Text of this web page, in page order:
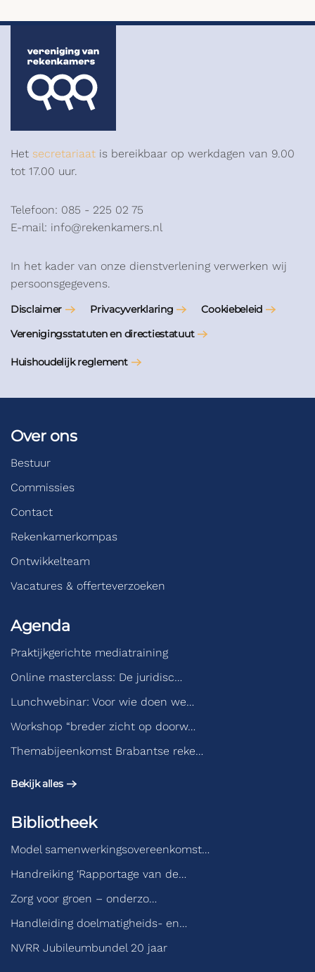
Het secretariaat is bereikbaar op werkdagen van 9.00
tot 17.00 uur.
Telefoon: 085 - 225 02 75
E-mail: info@rekenkamers.nl
In het kader van onze dienstverlening verwerken wij
persoonsgegevens.
Disclaimer Privacyverklaring
Cookiebeleid
Verenigingsstatuten en directiestatuut
Huishoudelijk reglement
Over ons
Bestuur
Commissies
Contact
Rekenkamerkompas
Ontwikkelteam
Vacatures & offerteverzoeken
Agenda
Praktijkgerichte mediatraining
Online masterclass: De juridisc…
Lunchwebinar: Voor wie doen we…
Workshop “breder zicht op doorw…
Themabijeenkomst Brabantse reke…
Bekijk alles
Bibliotheek
Model samenwerkingsovereenkomst…
Handreiking ‘Rapportage van de…
Zorg voor groen – onderzo…
Handleiding doelmatigheids- en…
NVRR Jubileumbundel 20 jaar